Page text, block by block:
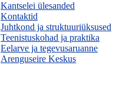
Kantselei ülesanded
Kontaktid
Juhtkond ja struktuuriüksused
Teenistuskohad ja praktika
Eelarve ja tegevusaruanne
Arenguseire Keskus